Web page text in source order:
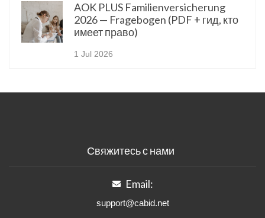
AOK PLUS Familienversicherung
2026 — Fragebogen (PDF + гид, кто
имеет право)
1 Jul 2026
Свяжитесь с нами
Email:
support@cabid.net